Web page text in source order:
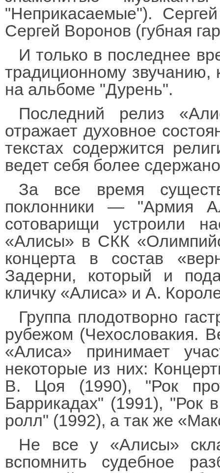
"Неприкасаемые").
Сергей Воронов (губная
И только в последнее
традиционному звучанию,
на альбоме "Дурень".
Последний релиз
отражает духовное
текстах содержится
ведет себя более
За все время
поклонники — "Армия
сотоварищи устроили
«Алисы» в СКК
концерта в состав
Задерни, который и
кличку «Алиса» и А.
Группа плодотворно
рубежом (Чехословакия.
«Алиса» принимает
некоторые из них:
В. Цоя (1990), "Рок
Баррикадах" (1991), "Рок
ролл" (1992), а так же
Не все у «Алисы»
вспомнить судебное